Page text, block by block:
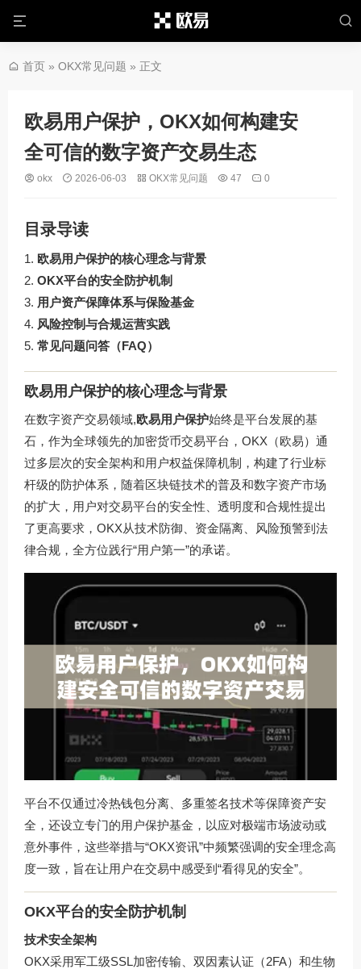
首页 » OKX常见问题 » 正文
欧易用户保护，OKX如何构建安
全可信的数字资产交易生态
okx 2026-06-03 OKX常见问题 47 0
目录导读
欧易用户保护的核心理念与背景
OKX平台的安全防护机制
用户资产保障体系与保险基金
风险控制与合规运营实践
常见问题问答（FAQ）
欧易用户保护的核心理念与背景
在数字资产交易领域,欧易用户保护始终是平台发展的基
石，作为全球领先的加密货币交易平台，OKX（欧易）通
过多层次的安全架构和用户权益保障机制，构建了行业标
杆级的防护体系，随着区块链技术的普及和数字资产市场
的扩大，用户对交易平台的安全性、透明度和合规性提出
了更高要求，OKX从技术防御、资金隔离、风险预警到法
律合规，全方位践行“用户第一”的承诺。
平台不仅通过冷热钱包分离、多重签名技术等保障资产安
全，还设立专门的用户保护基金，以应对极端市场波动或
意外事件，这些举措与“OKX资讯”中频繁强调的安全理念高
度一致，旨在让用户在交易中感受到“看得见的安全”。
OKX平台的安全防护机制
技术安全架构
OKX采用军工级SSL加密传输、双因素认证（2FA）和生物